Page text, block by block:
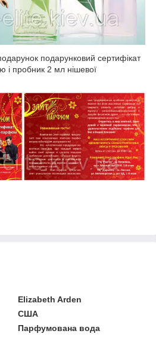
подарунковий сертифікат
і пробник 2 мл нішевої
Elizabeth Arden
США
Парфумована вода